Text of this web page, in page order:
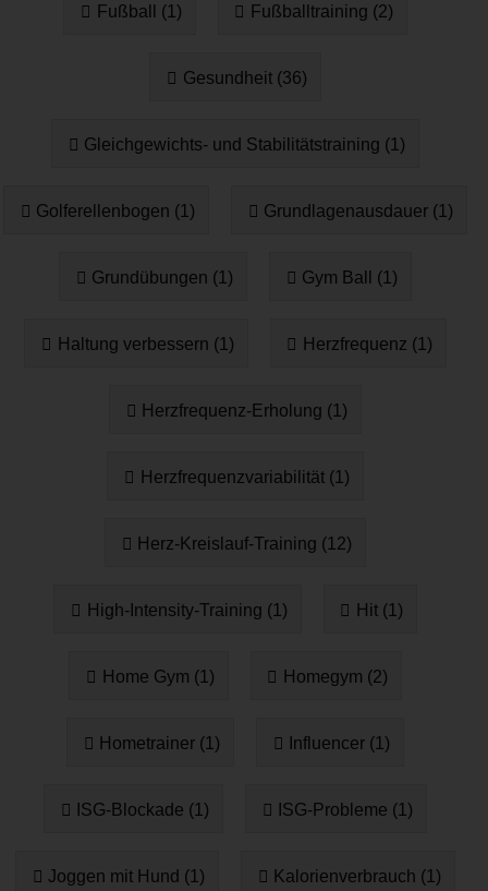
Fußball (1) Fußballtraining (2)
Gesundheit (36)
Gleichgewichts- und Stabilitätstraining (1)
Golferellenbogen (1) Grundlagenausdauer (1)
Grundübungen (1) Gym Ball (1)
Haltung verbessern (1) Herzfrequenz (1)
Herzfrequenz-Erholung (1)
Herzfrequenzvariabilität (1)
Herz-Kreislauf-Training (12)
High-Intensity-Training (1) Hit (1)
Home Gym (1) Homegym (2)
Hometrainer (1) Influencer (1)
ISG-Blockade (1) ISG-Probleme (1)
Joggen mit Hund (1) Kalorienverbrauch (1)